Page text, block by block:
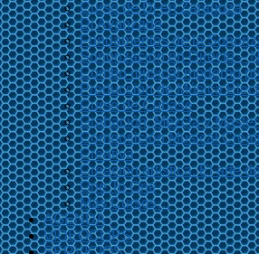
Curso de Dj en Zaragoza
Dj Avanzado
Fundamentos de la
Sonorización en Directo –
Combo musical moderno
Producción de Música
Curso de Cubase
Grabación, Mezcla y
Composición Musical
Creativa
Creación artística. El arte
One To One
Más Cursos…
AGENDA
VIDEOCLIPS